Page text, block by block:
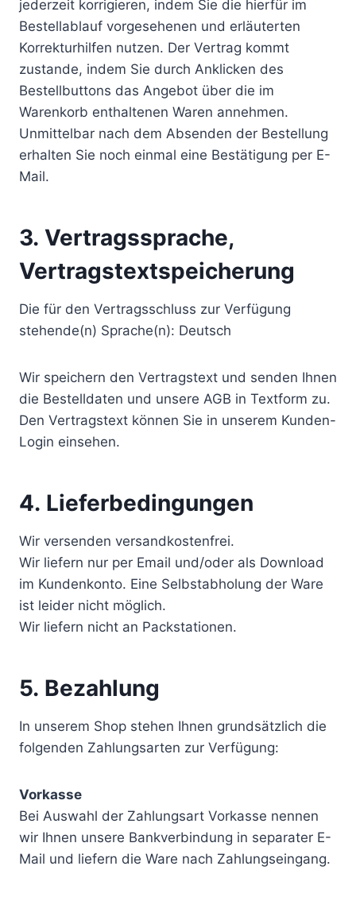
jederzeit korrigieren, indem Sie die hierfür im
Bestellablauf vorgesehenen und erläuterten
Korrekturhilfen nutzen. Der Vertrag kommt
zustande, indem Sie durch Anklicken des
Bestellbuttons das Angebot über die im
Warenkorb enthaltenen Waren annehmen.
Unmittelbar nach dem Absenden der Bestellung
erhalten Sie noch einmal eine Bestätigung per E-
Mail.
3. Vertragssprache,
Vertragstextspeicherung
Die für den Vertragsschluss zur Verfügung
stehende(n) Sprache(n): Deutsch
Wir speichern den Vertragstext und senden Ihnen
die Bestelldaten und unsere AGB in Textform zu.
Den Vertragstext können Sie in unserem Kunden-
Login einsehen.
4. Lieferbedingungen
Wir versenden versandkostenfrei.
Wir liefern nur per Email und/oder als Download
im Kundenkonto. Eine Selbstabholung der Ware
ist leider nicht möglich.
Wir liefern nicht an Packstationen.
5. Bezahlung
In unserem Shop stehen Ihnen grundsätzlich die
folgenden Zahlungsarten zur Verfügung:
Vorkasse
Bei Auswahl der Zahlungsart Vorkasse nennen
wir Ihnen unsere Bankverbindung in separater E-
Mail und liefern die Ware nach Zahlungseingang.